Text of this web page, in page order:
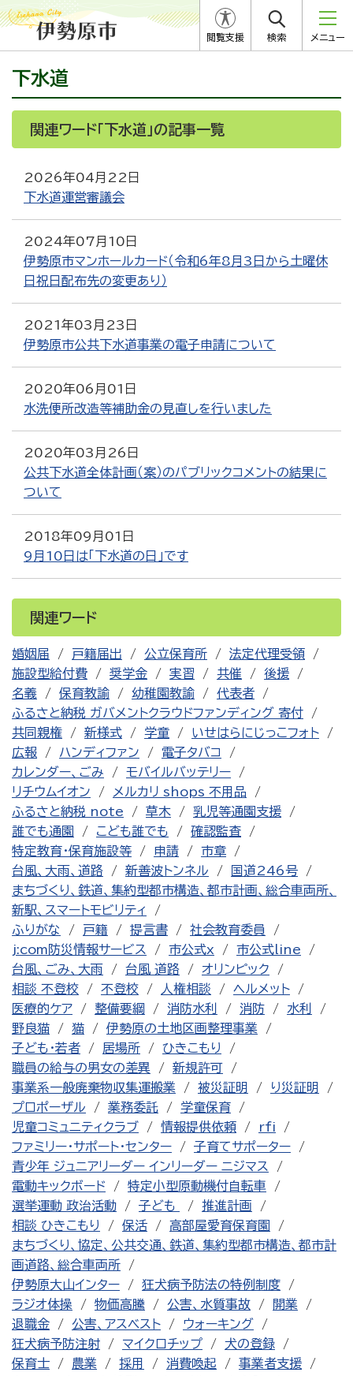
閲覧支援 検索 メニュー
下水道
関連ワード「下水道」の記事一覧
2026年04月22日
下水道運営審議会
2024年07月10日
伊勢原市マンホールカード（令和6年8月3日から土曜休
日祝日配布先の変更あり）
2021年03月23日
伊勢原市公共下水道事業の電子申請について
2020年06月01日
水洗便所改造等補助金の見直しを行いました
2020年03月26日
公共下水道全体計画（案）のパブリックコメントの結果に
ついて
2018年09月01日
9月10日は「下水道の日」です
関連ワード
婚姻届 戸籍届出 公立保育所
法定代理受領
施設型給付費
奨学金 実習 共催
後援
名義
保育教諭 幼稚園教諭
代表者
ふるさと納税 ガバメントクラウドファンディング 寄付
共同親権
新様式 学童
いせはらにじっこフォト
広報
ハンディファン
電子タバコ
カレンダー、ごみ
モバイルバッテリー
リチウムイオン
メルカリ shops 不用品
ふるさと納税 note
草木
乳児等通園支援
誰でも通園
こども誰でも
確認監査
特定教育・保育施設等
申請
市章
台風、大雨、道路
新善波トンネル
国道246号
まちづくり、鉄道、集約型都市構造、都市計画、総合車両所、
新駅、スマートモビリティ
ふりがな
戸籍 提言書
社会教育委員
j:com防災情報サービス
市公式x
市公式line
台風、ごみ、大雨
台風 道路
オリンピック
相談 不登校
不登校 人権相談
ヘルメット
医療的ケア
整備要綱 消防水利 消防
水利
野良猫
猫
伊勢原の土地区画整理事業
子ども・若者
居場所
ひきこもり
職員の給与の男女の差異
新規許可
事業系一般廃棄物収集運搬業
被災証明
り災証明
プロポーザル
業務委託
学童保育
児童コミュニティクラブ
情報提供依頼
rfi
ファミリー・サポート・センター
子育てサポーター
青少年 ジュニアリーダー インリーダー ニジマス
電動キックボード
特定小型原動機付自転車
選挙運動 政治活動
子ども
推進計画
相談 ひきこもり
保活
高部屋愛育保育園
まちづくり、協定、公共交通、鉄道、集約型都市構造、都市計
画道路、総合車両所
伊勢原大山インター
狂犬病予防法の特例制度
ラジオ体操
物価高騰 公害、水質事故
開業
退職金
公害、アスベスト
ウォーキング
狂犬病予防注射
マイクロチップ
犬の登録
保育士
農業 採用 消費喚起
事業者支援